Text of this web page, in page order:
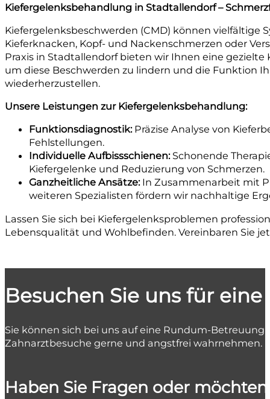
Kiefergelenksbehandlung in Stadtallendorf –
Kiefergelenksbeschwerden (CMD) können vielfältige
Kieferknacken, Kopf- und Nackenschmerzen oder
Praxis in Stadtallendorf bieten wir Ihnen eine
um diese Beschwerden zu lindern und die Funktion
wiederherzustellen.
Unsere Leistungen zur Kiefergelenksbehandlung:
Funktionsdiagnostik:Präzise Analyse von
Fehlstellungen.
Individuelle Aufbissschienen:Schonende
Kiefergelenke und Reduzierung von Schmerzen.
Ganzheitliche Ansätze:In Zusammenarbeit mit
weiteren Spezialisten fördern wir nachhaltige
Lassen Sie sich bei Kiefergelenksproblemen
Lebensqualität und Wohlbefinden. Vereinbaren Sie
Besuchen Sie uns für
Sie können sich bei uns auf eine Rundum-
Zahnarztbesuche gerne und angstfrei wahrnehmen.
Haben Sie Fragen oder